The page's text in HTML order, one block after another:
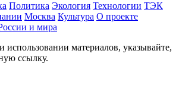
Политика Экология Технологии ТЭК
Москва Культура О проекте
и мира
материалов, указывайте,
ссылку.